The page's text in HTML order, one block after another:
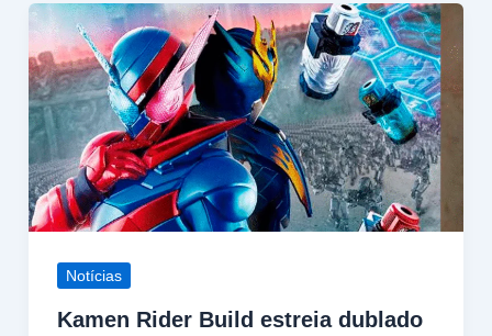
Notícias
Kamen Rider Build estreia dublado